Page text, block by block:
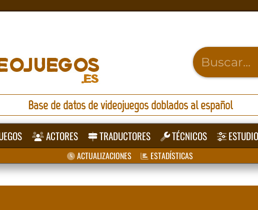
Base de datos de videojuegos doblados al español
ACTORES TRADUCTORES TÉCNICOS
ACTUALIZACIONES ESTADÍSTICAS